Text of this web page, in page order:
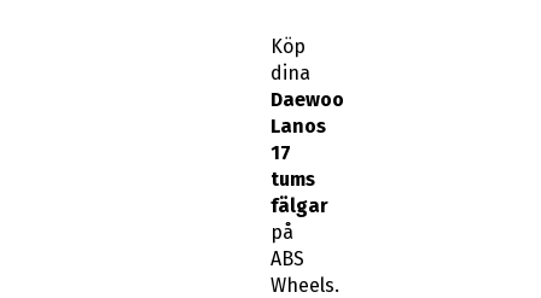
Köp
dina
Daewoo
Lanos
17
tums
fälgar
på
ABS
Wheels.